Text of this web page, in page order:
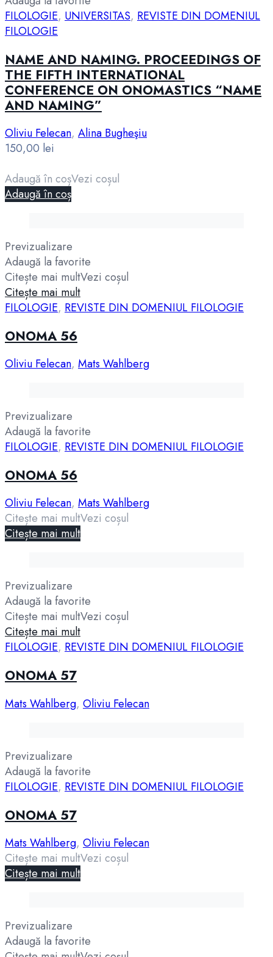
FILOLOGIE, UNIVERSITAS, REVISTE DIN DOMENIUL
FILOLOGIE
NAME AND NAMING. PROCEEDINGS OF
THE FIFTH INTERNATIONAL
CONFERENCE ON ONOMASTICS “NAME
AND NAMING”
Oliviu Felecan, Alina Bugheşiu
150,00 lei
Adaugă în coșVezi coșul
Adaugă în coș
Previzualizare
Adaugă la favorite
Citește mai multVezi coșul
Citește mai mult
FILOLOGIE, REVISTE DIN DOMENIUL FILOLOGIE
ONOMA 56
Oliviu Felecan, Mats Wahlberg
Previzualizare
Adaugă la favorite
FILOLOGIE, REVISTE DIN DOMENIUL FILOLOGIE
ONOMA 56
Oliviu Felecan, Mats Wahlberg
Citește mai multVezi coșul
Citește mai mult
Previzualizare
Adaugă la favorite
Citește mai multVezi coșul
Citește mai mult
FILOLOGIE, REVISTE DIN DOMENIUL FILOLOGIE
ONOMA 57
Mats Wahlberg, Oliviu Felecan
Previzualizare
Adaugă la favorite
FILOLOGIE, REVISTE DIN DOMENIUL FILOLOGIE
ONOMA 57
Mats Wahlberg, Oliviu Felecan
Citește mai multVezi coșul
Citește mai mult
Previzualizare
Adaugă la favorite